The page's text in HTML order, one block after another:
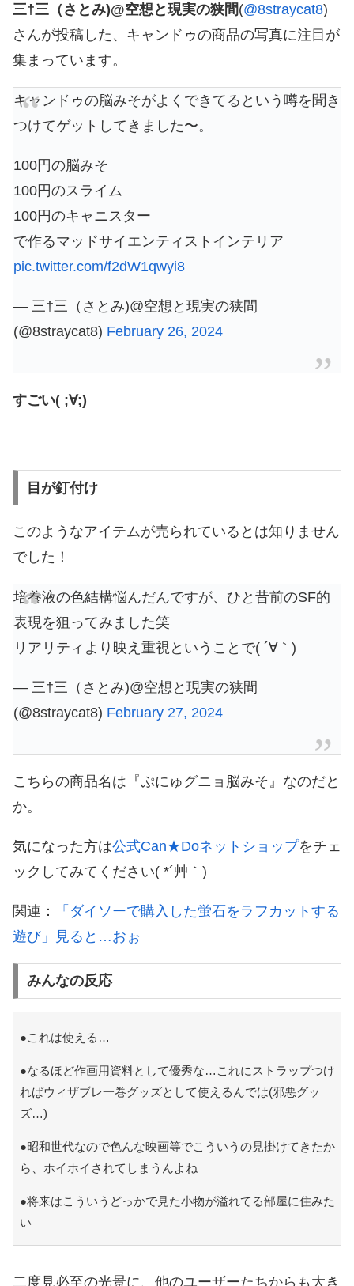
三†三（さとみ)@空想と現実の狭間(@8straycat8)
さんが投稿した、キャンドゥの商品の写真に注目が
集まっています。
キャンドゥの脳みそがよくできてるという噂を聞き
つけてゲットしてきました〜。
100円の脳みそ
100円のスライム
100円のキャニスター
で作るマッドサイエンティストインテリア
pic.twitter.com/f2dW1qwyi8
— 三†三（さとみ)@空想と現実の狭間
(@8straycat8) February 26, 2024
すごい( ;∀;)
目が釘付け
このようなアイテムが売られているとは知りません
でした！
培養液の色結構悩んだんですが、ひと昔前のSF的
表現を狙ってみました笑
リアリティより映え重視ということで( ´∀｀)
— 三†三（さとみ)@空想と現実の狭間
(@8straycat8) February 27, 2024
こちらの商品名は『ぷにゅグニョ脳みそ』なのだと
か。
気になった方は公式Can★Doネットショップをチェ
ックしてみてください( *´艸｀)
関連：
「ダイソーで購入した蛍石をラフカットする
遊び」見ると…おぉ
みんなの反応
●これは使える…
●なるほど作画用資料として優秀な…これにストラップつけ
ればウィザブレ一巻グッズとして使えるんでは(邪悪グッ
ズ…)
●昭和世代なので色んな映画等でこういうの見掛けてきたか
ら、ホイホイされてしまうんよね
●将来はこういうどっかで見た小物が溢れてる部屋に住みた
い
二度見必至の光景に、他のユーザーたちからも大き